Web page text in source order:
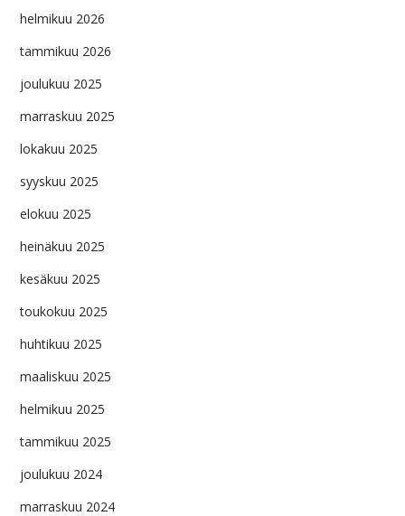
helmikuu 2026
tammikuu 2026
joulukuu 2025
marraskuu 2025
lokakuu 2025
syyskuu 2025
elokuu 2025
heinäkuu 2025
kesäkuu 2025
toukokuu 2025
huhtikuu 2025
maaliskuu 2025
helmikuu 2025
tammikuu 2025
joulukuu 2024
marraskuu 2024